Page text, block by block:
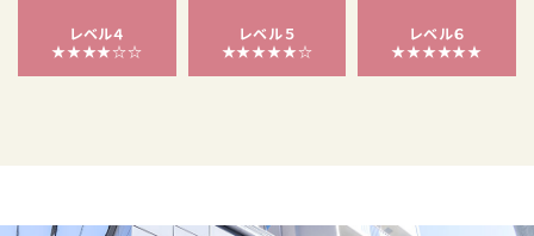
レベル４
★★★★☆☆
レベル５
★★★★★☆
レベル６
★★★★★★